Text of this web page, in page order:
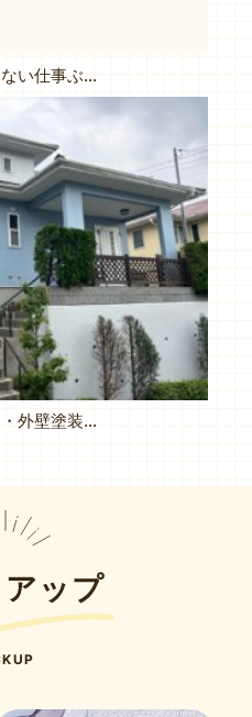
【三田市武庫が丘】妥協しない仕事ぶり、すべてに安心でき、満足です
【川西市丸山台】屋根塗装・外壁塗装工事（I様邸）
ップ